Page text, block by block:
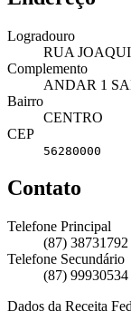
Logradouro
RUA
Complemento
ANDAR 1
Bairro
CENTRO
CEP
56280000
Contato
Telefone Principal
(87) 38731792
Telefone Secundário
(87) 99930534
Dados da Receita